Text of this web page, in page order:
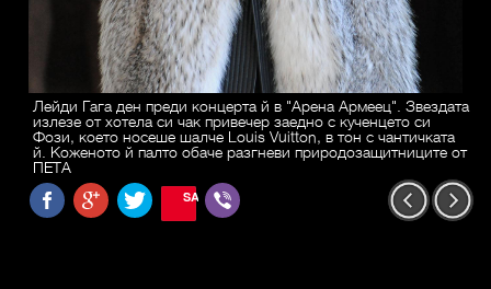
Лейди Гага ден преди концерта й в "Арена Армеец". Звездата
излезе от хотела си чак привечер заедно с кученцето си
Фози, което носеше шалче Louis Vuitton, в тон с чантичката
й. Коженото й палто обаче разгневи природозащитниците от
ПЕТА
SAVE